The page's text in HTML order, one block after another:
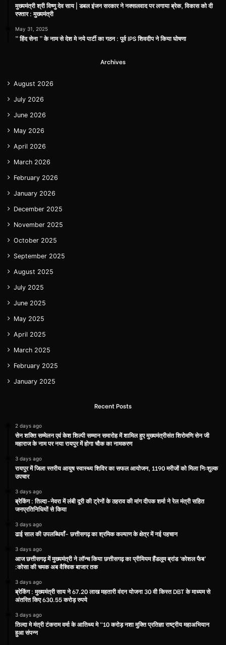
मुख्यमंत्री श्री विष्णु देव साय | डबल इंजन सरकार ने नक्सलवाद पर लगाया ब्रेक, विकास को दी
रफ्तार : मुख्यमंत्री
May 31, 2025
” हिंद सेना ” के नाम से देश मे नये पार्टी का गठन : पूर्व IPS शिवदीप ने किया घोषणा
Archives
August 2026
July 2026
June 2026
May 2026
April 2026
March 2026
February 2026
January 2026
December 2025
November 2025
October 2025
September 2025
August 2025
July 2025
June 2025
May 2025
April 2025
March 2025
February 2025
January 2025
Recent Posts
2 days ago
सेन शक्ति सम्मेलन एवं केश शिल्पी सम्मान समारोह में शामिल हुए मुख्यमंत्रीसंत शिरोमणि सेन जी
महाराज के नाम पर नया रायपुर में होगा चौक का नामकरण
3 days ago
रायपुर में जिला स्तरीय आयुष स्वास्थ्य शिविर का सफल आयोजन, 1190 मरीजों को मिला निःशुल्क
उपचार
3 days ago
ब्रेकिंग : तिल्दा-नेवरा में लंबी दूरी की ट्रेनों के ठहराव की मांग दीपक शर्मा ने रेल मंत्री सहित
जनप्रतिनिधियों से किया
3 days ago
ढाई साल की उपलब्धियाँ- छत्तीसगढ़ का श्रमिक कल्याण के क्षेत्र में नई पहचान
3 days ago
आज छत्तीसगढ़ में मुख्यमंत्री ने लॉन्च किया छत्तीसगढ़ का प्रीमियम हैंडलूम ब्रांड ‘कोशल फैब’
:कोसा की चमक अब वैश्विक बाजार तक
3 days ago
ब्रेकिंग : मुख्यमंत्री साय ने 67.20 लाख महतारी वंदन योजना 30 वी किस्त DBT के माध्यम से
अंतरित किए 630.55 करोड़ रुपये
3 days ago
तिल्दा मे मंत्री टंकराम वर्मा के आतिथ्य मे “10 करोड़ नशा मुक्ति प्रतिज्ञा राष्ट्रीय महाअभियान
हुआ संपन्न